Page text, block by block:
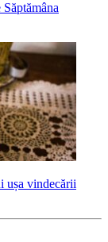
ușa vindecării